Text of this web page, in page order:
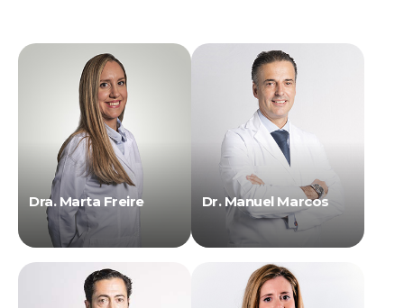
Dra. Marta Freire Dr. Manuel Marcos